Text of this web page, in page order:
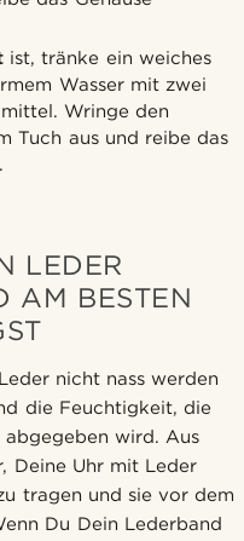
ist, tränke ein weiches
Wasser mit zwei
Wringe den
Tuch aus und reibe das
LEDER
AM BESTEN
nicht nass werden
die Feuchtigkeit, die
wird. Aus
Deine Uhr mit Leder
tragen und sie vor dem
Du Dein Lederband